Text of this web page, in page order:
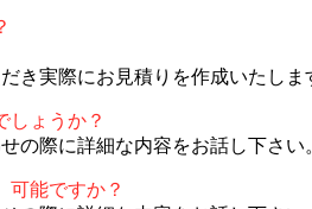
き実際にお見積りを作成いたしま
しょうか？
の際に詳細な内容をお話し下さい
可能ですか？